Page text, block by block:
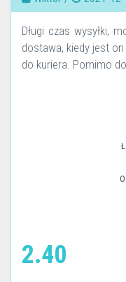
Długi czas wysyłki,
dostawa, kiedy jest on
do kuriera. Pomimo
2.40